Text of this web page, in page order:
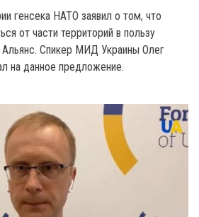
генсека HATO заявил о том, что
от части территорий в пользу
Альянс. Спикер МИД Украины Олег
на данное предложение.